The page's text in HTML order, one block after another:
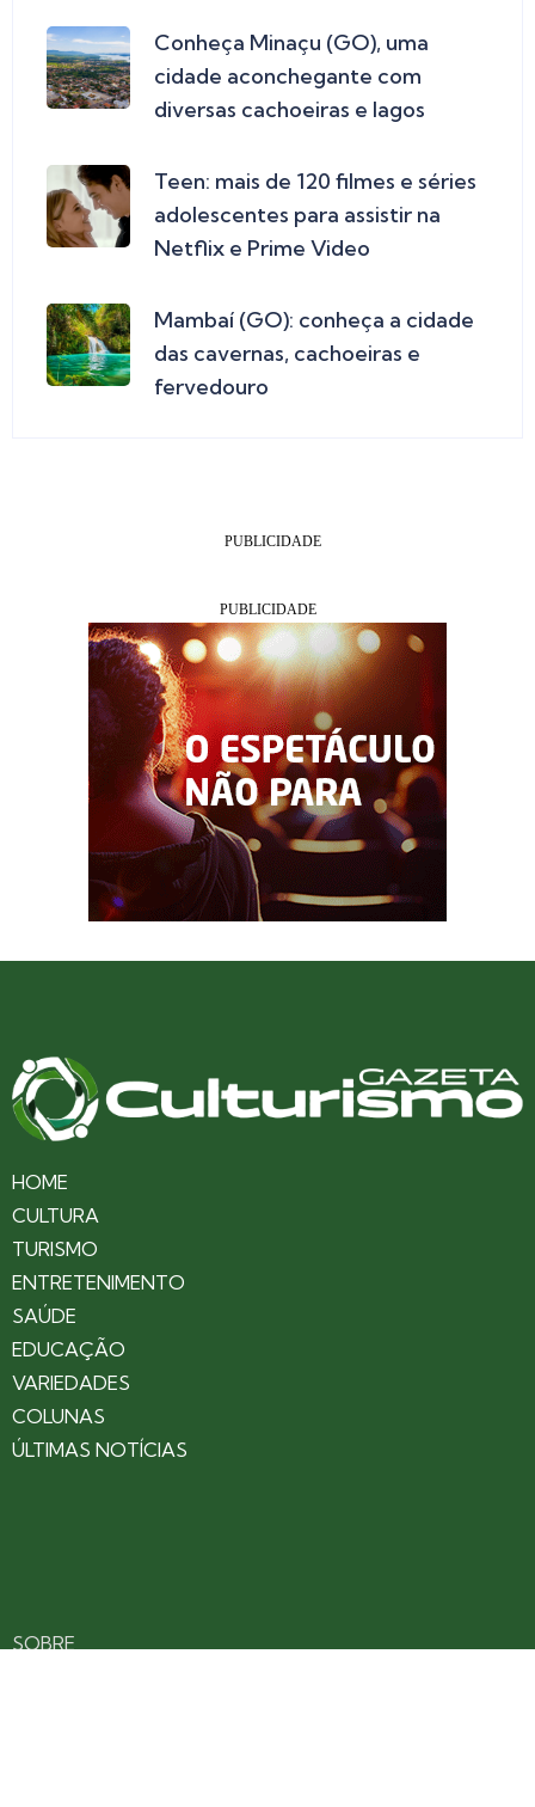
Conheça Minaçu (GO), uma
cidade aconchegante com
diversas cachoeiras e lagos
Teen: mais de 120 filmes e séries
adolescentes para assistir na
Netflix e Prime Video
Mambaí (GO): conheça a cidade
das cavernas, cachoeiras e
fervedouro
HOME
CULTURA
TURISMO
ENTRETENIMENTO
SAÚDE
EDUCAÇÃO
VARIEDADES
COLUNAS
ÚLTIMAS NOTÍCIAS
SOBRE